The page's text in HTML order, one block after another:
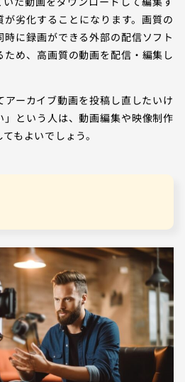
劣化することになります。画質の
に録画ができる外部の配信ソフト
め、高画質の動画を配信・編集し
アーカイブ動画を投稿し直したいけ
」という人は、動画編集や映像制作
もよいでしょう。